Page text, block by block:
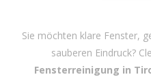
Sie möchten klare Fenster,
sauberen Eindruck?
Fensterreinigung in